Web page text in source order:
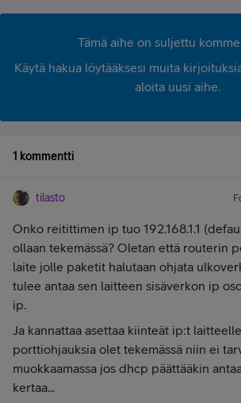
Tämä aihe on suljettu
Käytä hakua löytääksesi muita
aloita uusi aihe.
1 kommentti
tilasto
Onko reitittimen ip tuo 192.168.1.1
ollaan tekemässä? Oletan että routerin
laite jolle paketit halutaan ohjata
tulee antaa sen laitteen sisäverkon ip
ip.
Ja kannattaa asettaa kiinteät ip:t
porttiohjauksia olet tekemässä niin ei
muokkaamassa jos dhcp päättääkin
kertaa...